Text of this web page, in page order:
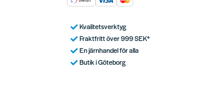
Kvalitetsverktyg
Fraktfritt över 999 SEK*
En järnhandel för alla
Butik i Göteborg